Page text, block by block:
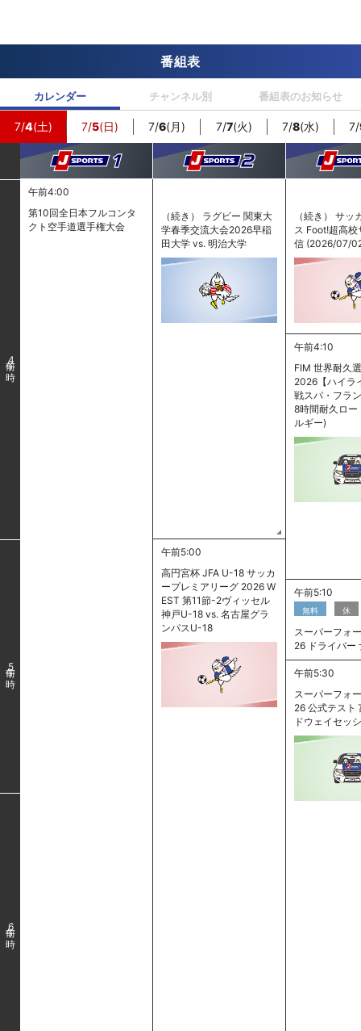
番組表
カレンダー チャンネル別 番組表のお知らせ
7/4(土) 7/5(日) 7/6(月) 7/7(火) 7/8(水) 7/
4
午前4:00
第10回全日本フルコンタ
クト空手道選手権大会
（続き） ラグビー 関東大
学春季交流大会2026早稲
田大学 vs. 明治大学
（続き） サッ
ス Foot!超高校
信 (2026/07/
午前4:10
FIM 世界耐久
2026【ハイラ
戦スパ・フラ
8時間耐久ロー
ルギー)
5
午前5:00
高円宮杯 JFA U-18 サッカ
ープレミアリーグ 2026 W
EST 第11節-2ヴィッセル
神戸U-18 vs. 名古屋グラ
ンパスU-18
午前5:10
無料 休
スーパーフォ
26 ドライバー
午前5:30
スーパーフォ
26 公式テスト
ドウェイセッ
6